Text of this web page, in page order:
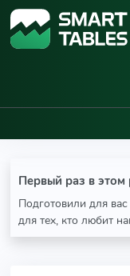
Первый раз в этом
Подготовили для
для тех, кто любит